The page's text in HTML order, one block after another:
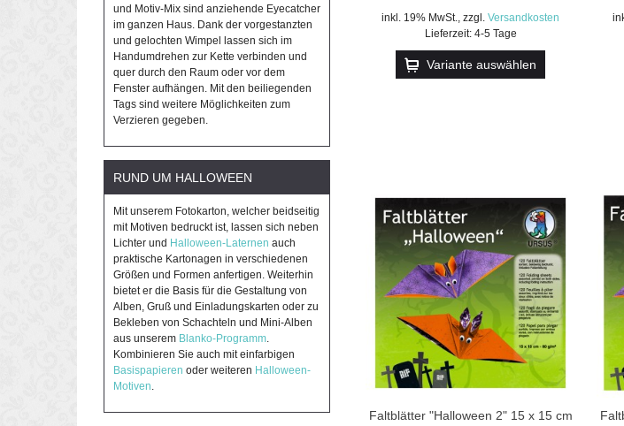
und Motiv-Mix sind anziehende Eyecatcher
im ganzen Haus. Dank der vorgestanzten
und gelochten Wimpel lassen sich im
Handumdrehen zur Kette verbinden und
quer durch den Raum oder vor dem
Fenster aufhängen. Mit den beiliegenden
Tags sind weitere Möglichkeiten zum
Verzieren gegeben.
RUND UM HALLOWEEN
Mit unserem Fotokarton, welcher beidseitig
mit Motiven bedruckt ist, lassen sich neben
Lichter und Halloween-Laternen auch
praktische Kartonagen in verschiedenen
Größen und Formen anfertigen. Weiterhin
bietet er die Basis für die Gestaltung von
Alben, Gruß und Einladungskarten oder zu
Bekleben von Schachteln und Mini-Alben
aus unserem Blanko-Programm.
Kombinieren Sie auch mit einfarbigen
Basispapieren oder weiteren Halloween-
Motiven.
inkl. 19% MwSt.,zzgl.Versandkosten
Lieferzeit: 4-5 Tage
Variante auswählen
Faltblätter "Halloween 2" 15 x 15 cm